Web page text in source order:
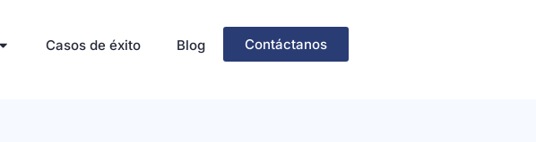
Casos de éxito Blog Contáctanos